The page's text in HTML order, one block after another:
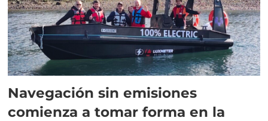
Navegación sin emisiones
comienza a tomar forma en la